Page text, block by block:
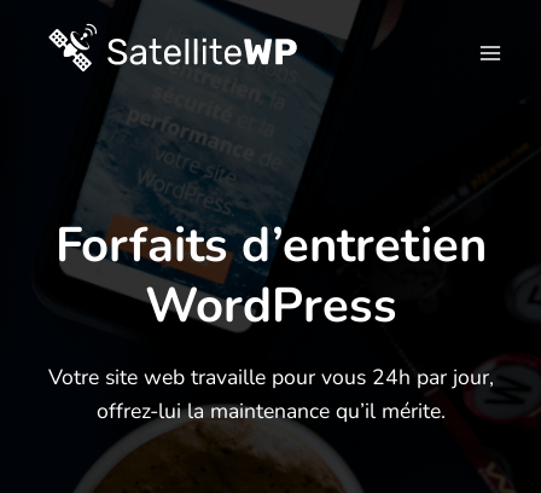
Forfaits d’entretien
WordPress
Votre site web travaille pour vous 24h par jour,
offrez-lui la maintenance qu’il mérite.